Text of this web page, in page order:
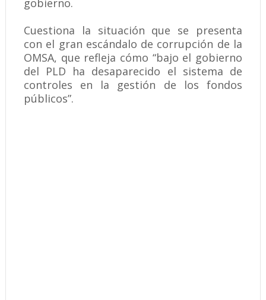
gobierno.
Cuestiona la situación que se presenta
con el gran escándalo de corrupción de la
OMSA, que refleja cómo “bajo el gobierno
del PLD ha desaparecido el sistema de
controles en la gestión de los fondos
públicos”.